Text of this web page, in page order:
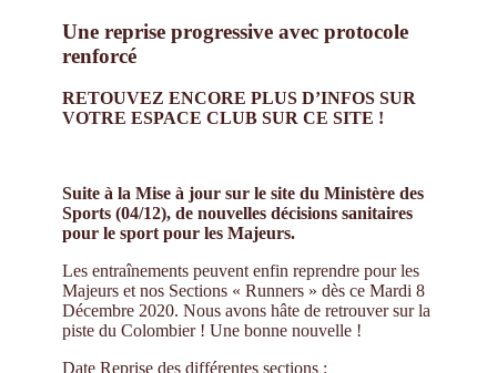
Une reprise progressive avec protocole
renforcé
RETOUVEZ ENCORE PLUS D’INFOS SUR
VOTRE ESPACE CLUB SUR CE SITE !
Suite à la Mise à jour sur le site du Ministère des
Sports (04/12), de nouvelles décisions sanitaires
pour le sport pour les Majeurs.
Les entraînements peuvent enfin reprendre pour les
Majeurs et nos Sections « Runners » dès ce Mardi 8
Décembre 2020. Nous avons hâte de retrouver sur la
piste du Colombier ! Une bonne nouvelle !
Date Reprise des différentes sections :